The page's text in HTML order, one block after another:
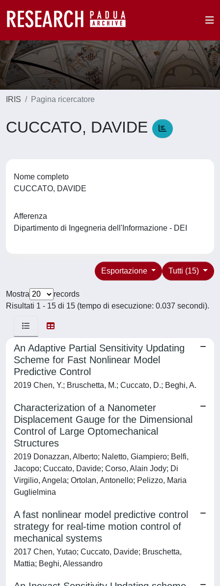
IRIS Pagina ricercatore
CUCCATO, DAVIDE
Nome completo
CUCCATO, DAVIDE
Afferenza
Dipartimento di Ingegneria dell'Informazione - DEI
Tutti (15)
Esportazione
Mostra
records
Risultati 1 - 15 di 15 (tempo di esecuzione: 0.037 secondi).
An Adaptive Partial Sensitivity Updating
Scheme for Fast Nonlinear Model
Predictive Control
2019 Chen, Y.; Bruschetta, M.; Cuccato, D.; Beghi, A.
Characterization of a Nanometer
Displacement Gauge for the Dimensional
Control of Large Optomechanical
Structures
2019 Donazzan, Alberto; Naletto, Giampiero; Belfi,
Jacopo; Cuccato, Davide; Corso, Alain Jody; Di
Virgilio, Angela; Ortolan, Antonello; Pelizzo, Maria
Guglielmina
A fast nonlinear model predictive control
strategy for real-time motion control of
mechanical systems
2017 Chen, Yutao; Cuccato, Davide; Bruschetta,
Mattia; Beghi, Alessandro